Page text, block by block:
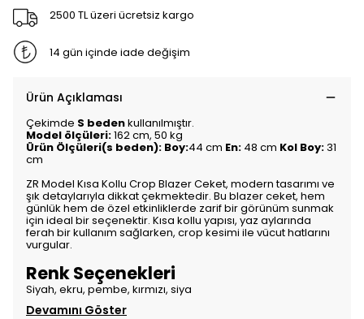
2500 TL üzeri ücretsiz kargo
14 gün içinde iade değişim
Ürün Açıklaması
Çekimde S bedenkullanılmıştır.
Model ölçüleri:162 cm, 50 kg
Ürün Ölçüleri(s beden): Boy:44 cm En: 48 cm Kol Boy:31
cm
ZR Model Kısa Kollu Crop Blazer Ceket, modern tasarımı ve
şık detaylarıyla dikkat çekmektedir. Bu blazer ceket, hem
günlük hem de özel etkinliklerde zarif bir görünüm sunmak
için ideal bir seçenektir. Kısa kollu yapısı, yaz aylarında
ferah bir kullanım sağlarken, crop kesimi ile vücut hatlarını
vurgular.
Renk Seçenekleri
Siyah, ekru, pembe, kırmızı, siya
Devamını Göster